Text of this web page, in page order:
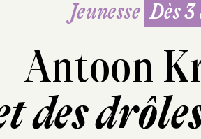
Jeunesse Dès
Antoon
des